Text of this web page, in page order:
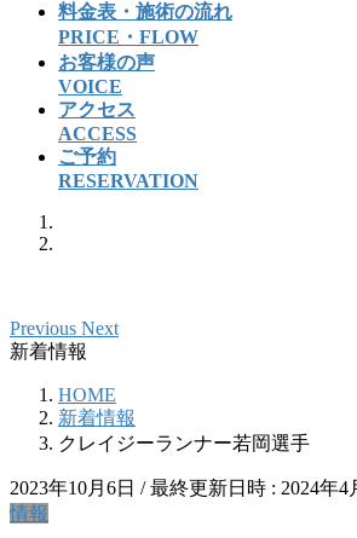
料金表・施術の流れ
PRICE・FLOW
お客様の声
VOICE
アクセス
ACCESS
ご予約
RESERVATION
Previous Next
新着情報
HOME
新着情報
クレイジーランナー若岡選手
2023年10月6日 / 最終更新日時 : 2024年4
情報